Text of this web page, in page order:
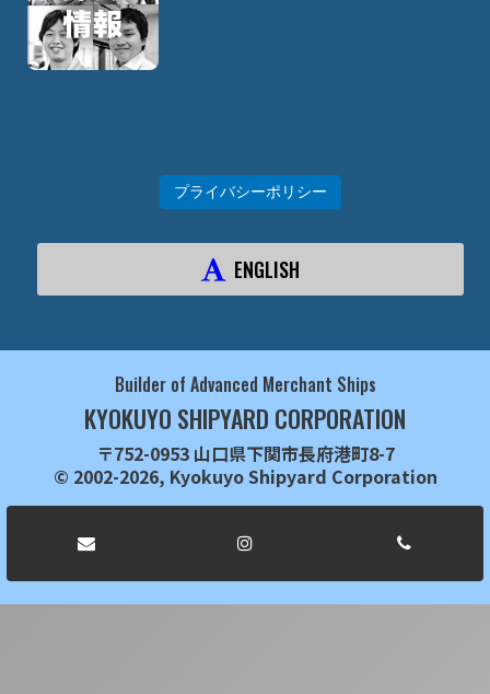
プライバシーポリシー
ENGLISH
Builder of Advanced Merchant Ships
KYOKUYO SHIPYARD CORPORATION
〒752-0953 山口県下関市長府港町8-7
© 2002-2026, Kyokuyo Shipyard Corporation